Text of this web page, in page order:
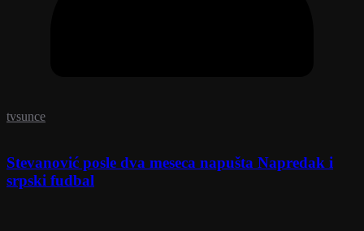
tvsunce
Stevanović posle dva meseca napušta Napredak i
srpski fudbal